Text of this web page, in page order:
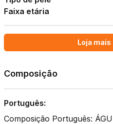
Faixa etária
Loja mais
Composição
Português:
Composição Português: